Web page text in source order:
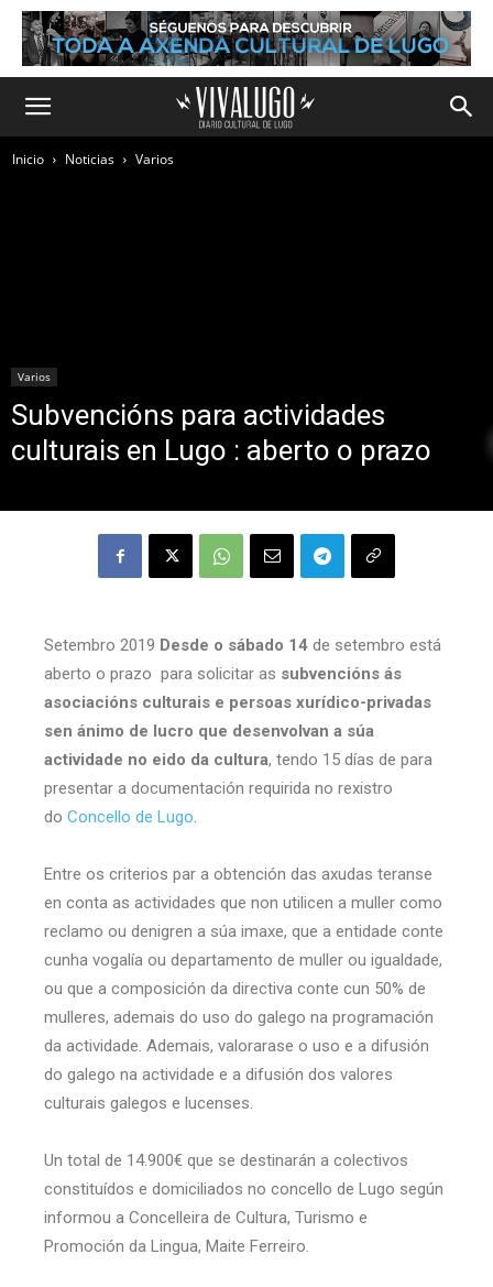
Inicio Noticias Varios
Varios
Subvencións para actividades
culturais en Lugo : aberto o prazo
Setembro 2019 Desde o sábado 14 de setembro está
aberto o prazo para solicitar as subvencións ás
asociacións culturais e persoas xurídico-privadas
sen ánimo de lucro que desenvolvan a súa
actividade no eido da cultura, tendo 15 días de para
presentar a documentación requirida no rexistro
do Concello de Lugo.
Entre os criterios par a obtención das axudas teranse
en conta as actividades que non utilicen a muller como
reclamo ou denigren a súa imaxe, que a entidade conte
cunha vogalía ou departamento de muller ou igualdade,
ou que a composición da directiva conte cun 50% de
mulleres, ademais do uso do galego na programación
da actividade. Ademais, valorarase o uso e a difusión
do galego na actividade e a difusión dos valores
culturais galegos e lucenses.
Un total de 14.900€ que se destinarán a colectivos
constituídos e domiciliados no concello de Lugo según
informou a Concelleira de Cultura, Turismo e
Promoción da Lingua, Maite Ferreiro.